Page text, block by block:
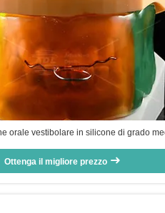
orale vestibolare in silicone di grado
Ottenga il migliore prezzo